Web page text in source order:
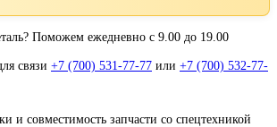
Поможем ежедневно с 9.00 до 19.00
связи +7 (700) 531-77-77 или +7 (700) 532-77-
и совместимость запчасти со спецтехникой